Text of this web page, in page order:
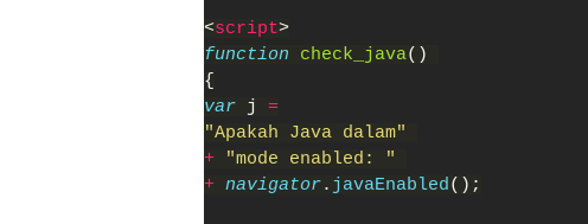
<script>
function check_java()
{
var j =
"Apakah Java dalam"
+ "mode enabled: "
+ navigator. javaEnabled ();